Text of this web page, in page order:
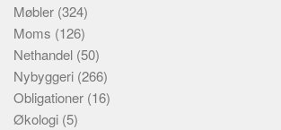
Møbler (324)
Moms (126)
Nethandel (50)
Nybyggeri (266)
Obligationer (16)
Økologi (5)